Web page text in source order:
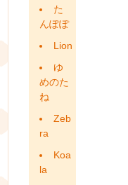
た
んぽぽ
Lion
ゆ
めのた
ね
Zeb
ra
Koa
la